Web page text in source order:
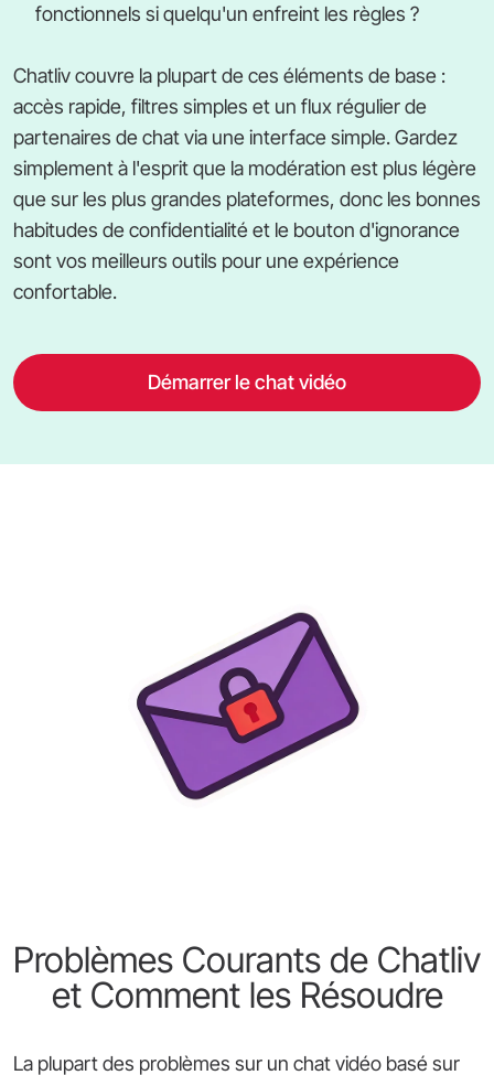
fonctionnels si quelqu'un enfreint les règles ?
Chatliv couvre la plupart de ces éléments de base :
accès rapide, filtres simples et un flux régulier de
partenaires de chat via une interface simple. Gardez
simplement à l'esprit que la modération est plus légère
que sur les plus grandes plateformes, donc les bonnes
habitudes de confidentialité et le bouton d'ignorance
sont vos meilleurs outils pour une expérience
confortable.
Démarrer le chat vidéo
Problèmes Courants de Chatliv
et Comment les Résoudre
La plupart des problèmes sur un chat vidéo basé sur